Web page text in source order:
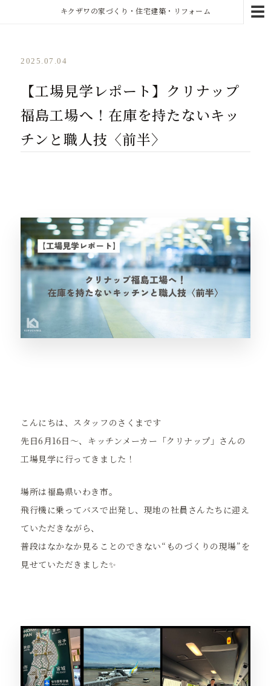
☰
キクザワの家づくり・住宅建築・リフォーム
2025.07.04
【工場見学レポート】クリナップ
福島工場へ！在庫を持たないキッ
チンと職人技〈前半〉
こんにちは、スタッフのさくまです
先日6月16日～、キッチンメーカー「クリナップ」さんの
工場見学に行ってきました！
場所は福島県いわき市。
飛行機に乗ってバスで出発し、現地の社員さんたちに迎え
ていただきながら、
普段はなかなか見ることのできない“ものづくりの現場”を
見せていただきました✨